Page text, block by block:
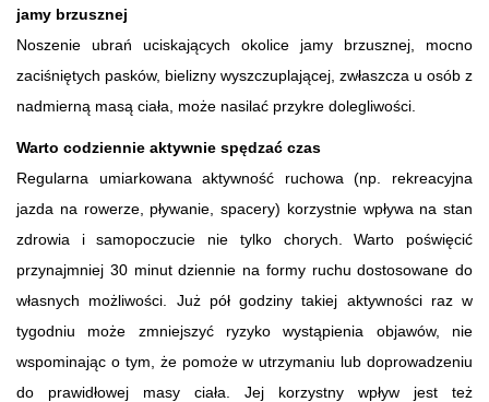
jamy brzusznej
Noszenie ubrań uciskających okolice jamy brzusznej, mocno
zaciśniętych pasków, bielizny wyszczuplającej, zwłaszcza u osób z
nadmierną masą ciała, może nasilać przykre dolegliwości.
Warto codziennie aktywnie spędzać czas
Regularna umiarkowana aktywność ruchowa (np. rekreacyjna
jazda na rowerze, pływanie, spacery) korzystnie wpływa na stan
zdrowia i samopoczucie nie tylko chorych. Warto poświęcić
przynajmniej 30 minut dziennie na formy ruchu dostosowane do
własnych możliwości. Już pół godziny takiej aktywności raz w
tygodniu może zmniejszyć ryzyko wystąpienia objawów, nie
wspominając o tym, że pomoże w utrzymaniu lub doprowadzeniu
do prawidłowej masy ciała. Jej korzystny wpływ jest też